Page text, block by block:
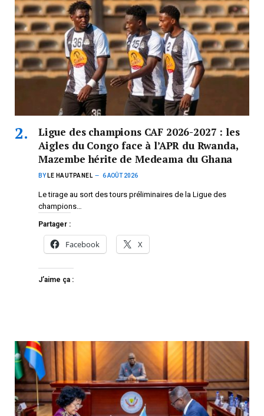
Ligue des champions CAF 2026-2027 : les
Aigles du Congo face à l’APR du Rwanda,
Mazembe hérite de Medeama du Ghana
BY LE HAUTPANEL 6 AOÛT 2026
Le tirage au sort des tours préliminaires de la Ligue des
champions…
Partager :
Facebook X
J’aime ça :